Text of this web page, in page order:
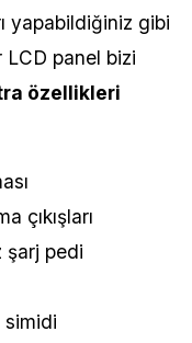
yapabildiğiniz gibi
LCD panel bizi
özellikleri
çıkışları
şarj pedi
simidi